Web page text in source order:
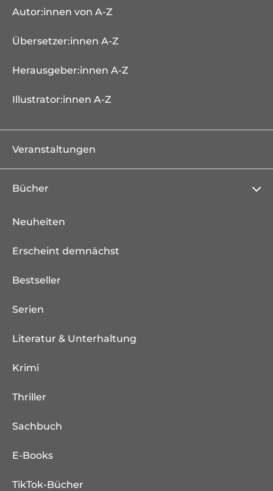
Autor:innen von A-Z
Übersetzer:innen A-Z
Herausgeber:innen A-Z
Illustrator:innen A-Z
Veranstaltungen
Bücher
Neuheiten
Erscheint demnächst
Bestseller
Serien
Literatur & Unterhaltung
Krimi
Thriller
Sachbuch
E-Books
TikTok-Bücher